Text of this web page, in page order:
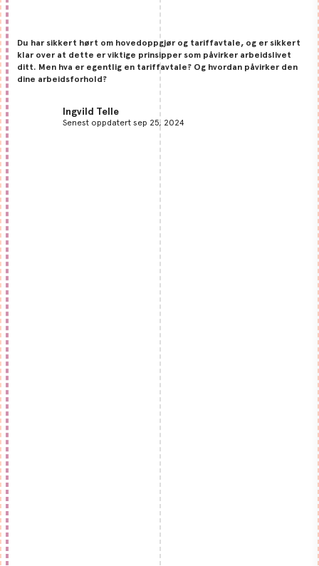
Du har sikkert hørt om hovedoppgjør og tariffavtale, og er sikkert
klar over at dette er viktige prinsipper som påvirker arbeidslivet
ditt. Men hva er egentlig en tariffavtale? Og hvordan påvirker den
dine arbeidsforhold?
Ingvild Telle
Senest oppdatert sep 25, 2024